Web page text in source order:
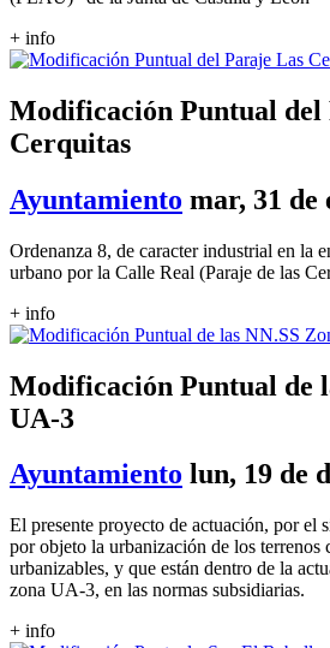
+ info
Modificación Puntual del
Cerquitas
Ayuntamiento mar, 31 de
Ordenanza 8, de caracter industrial en la
urbano por la Calle Real (Paraje de las
+ info
Modificación Puntual de
UA-3
Ayuntamiento lun, 19 de
El presente proyecto de actuación, por el
por objeto la urbanización de los terrenos
urbanizables, y que están dentro de la
zona UA-3, en las normas subsidiarias.
+ info